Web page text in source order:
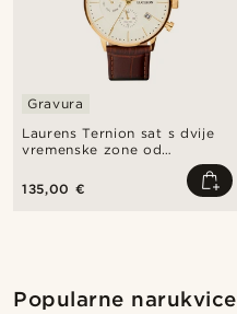
Laurens Ternion sat s dvije
vremenske zone od
Gravura
135,00 €
Popularne narukvice